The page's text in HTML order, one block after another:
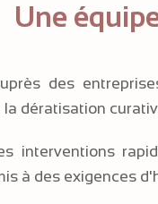
Une
des
dératisation
interventions
à des exigences